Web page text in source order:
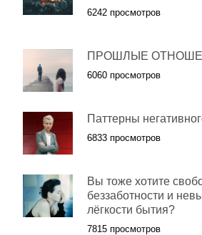
6242 просмотров
ПРОШЛЫЕ
6060 просмотров
Паттерны
6833 просмотров
Вы тоже хотите
беззаботности и
лёгкости бытия?
7815 просмотров